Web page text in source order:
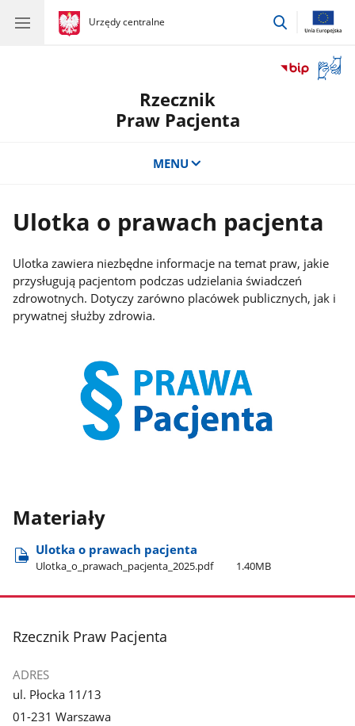
gov.pl
Urzędy centralne
gov.pl
Urzędy
przejdź
okno
Rzecznik
Praw Pacjenta
MENU
Ulotka o prawach pacjenta
Ulotka zawiera niezbędne informacje na temat praw, jakie
przysługują pacjentom podczas udzielania świadczeń
zdrowotnych. Dotyczy zarówno placówek publicznych, jak i
prywatnej służby zdrowia.
Materiały
Ulotka o prawach pacjenta
Ulotka​_o​_prawach​_pacjenta​_2025.pdf 1.40MB
stopka
Rzecznik Praw Pacjenta
ADRES
ul. Płocka 11/13
01-231 Warszawa